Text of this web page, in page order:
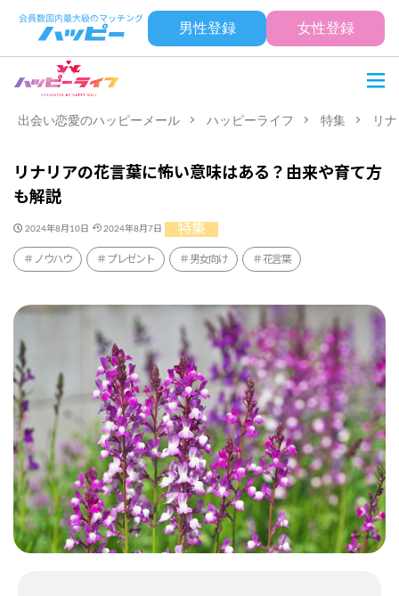
男性登録 女性登録
出会い恋愛のハッピーメール ハッピーライフ 特集 リ
リナリアの花言葉に怖い意味はある？由来や育て方
も解説
2024年8月10日 2024年8月7日 特集
ノウハウ プレゼント 男女向け 花言葉